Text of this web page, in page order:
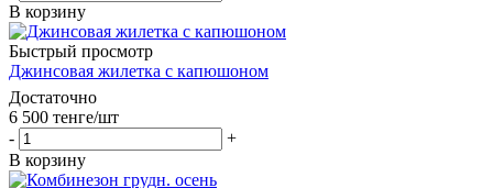
В корзину
Быстрый просмотр
Джинсовая жилетка с капюшоном
Достаточно
6 500 тенге/шт
-
+
В корзину